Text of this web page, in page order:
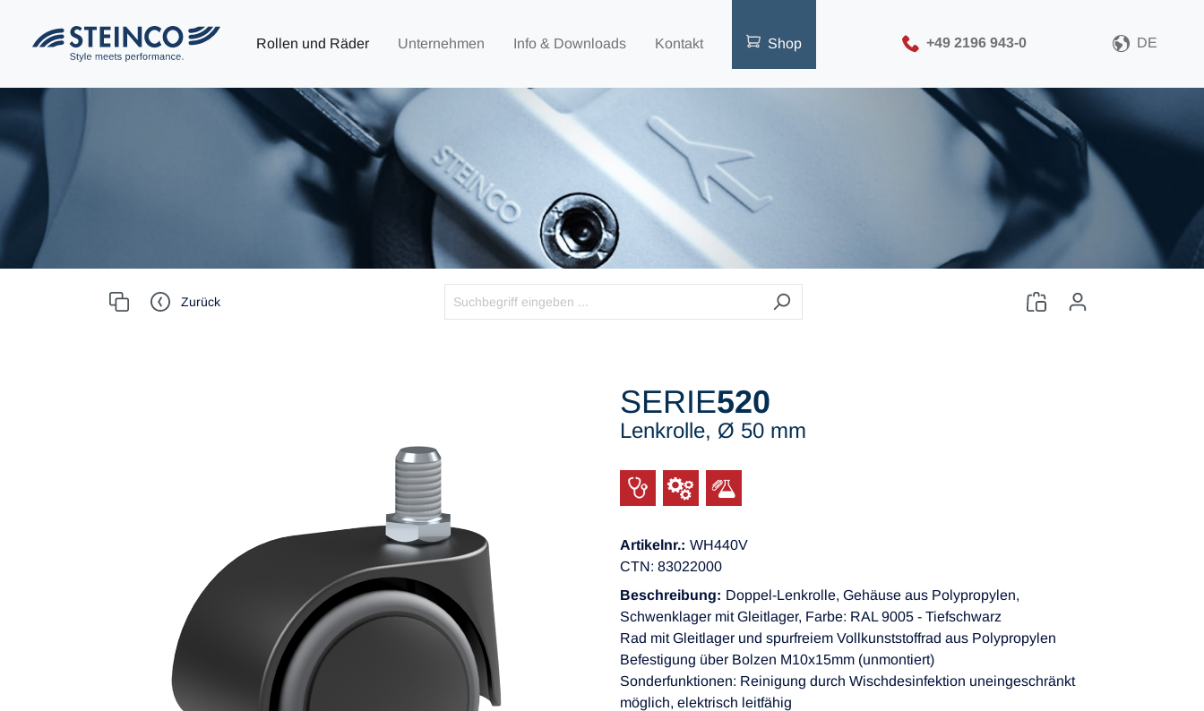
Rollen und Räder Unternehmen Info & Downloads Kontakt Shop +49 2196 943-0 DE
Zurück
Bitte wählen Sie Ihr CAD-
Dateiformat
CAD-Datei herunterladen
Registrieren
SERIE520
Lenkrolle, Ø 50 mm
Artikelnr.: WH440V
CTN: 83022000
Beschreibung: Doppel-Lenkrolle, Gehäuse aus Polypropylen,
Schwenklager mit Gleitlager, Farbe: RAL 9005 - Tiefschwarz
Rad mit Gleitlager und spurfreiem Vollkunststoffrad aus Polypropylen
Befestigung über Bolzen M10x15mm (unmontiert)
Sonderfunktionen: Reinigung durch Wischdesinfektion uneingeschränkt
möglich, elektrisch leitfähig